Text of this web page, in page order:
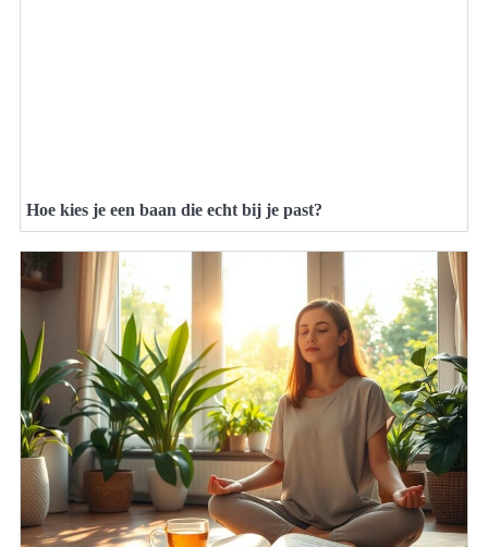
Hoe kies je een baan die echt bij je past?